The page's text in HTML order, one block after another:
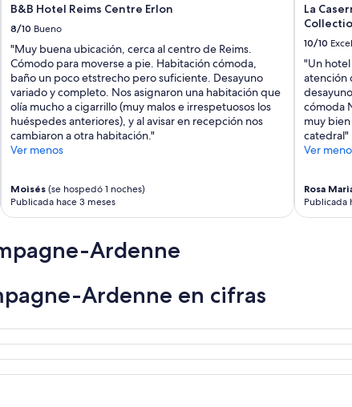
B&B Hotel Reims Centre Erlon
8/10 Bueno
"Muy buena ubicación, cerca al centro de Reims.
Cómodo para moverse a pie. Habitación cómoda,
baño un poco etstrecho pero suficiente. Desayuno
variado y completo. Nos asignaron una habitación que
olía mucho a cigarrillo (muy malos e irrespetuosos los
huéspedes anteriores), y al avisar en recepción nos
cambiaron a otra habitación."
Ver menos
Moisés (se hospedó 1 noches)
Publicada hace 3 meses
La
10/10
"Un
atención
cómoda
muy
catedral"
Ver
Rosa
Publicada
Ardenne
Ardenne en cifras